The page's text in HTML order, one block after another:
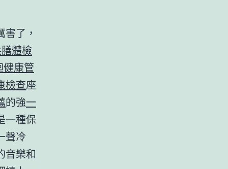
害了，
體檢
健康管
檢查座
的強一
一種保
聲冷
音樂和